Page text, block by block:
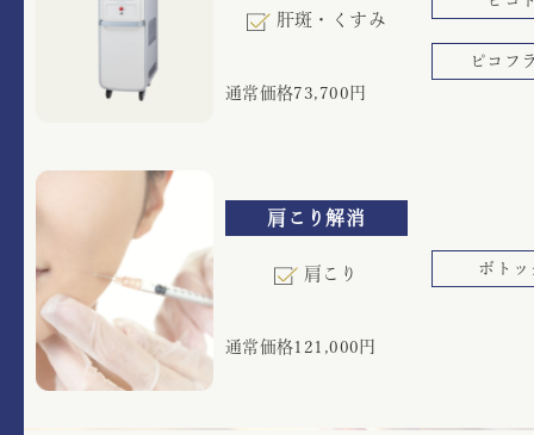
肝斑・くすみ
通常価格73,700円
ピコフ
肩こり解消
肩こり
通常価格121,000円
ボトッ